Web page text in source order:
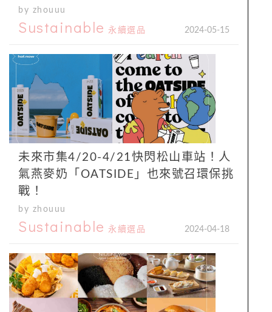
by zhouuu
Sustainable 永續選品 2024-05-15
未來市集4/20-4/21快閃松山車站！人
氣燕麥奶「OATSIDE」也來號召環保挑
戰！
by zhouuu
Sustainable 永續選品 2024-04-18